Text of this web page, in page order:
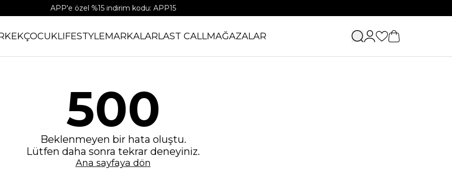
APP'e özel %15 indirim kodu: APP15
ÇOCUKLIFESTYLEMARKALARLAST CALLMAĞAZALAR
500
Beklenmeyen bir hata oluştu.
Lütfen daha sonra tekrar deneyiniz.
Ana sayfaya dön